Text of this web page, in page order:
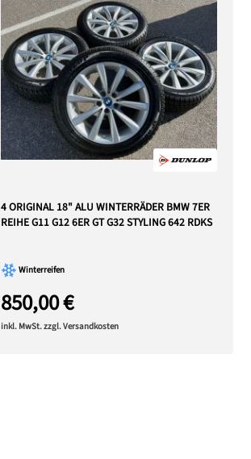
4 ORIGINAL 18" ALU WINTERRÄDER BMW 7ER
REIHE G11 G12 6ER GT G32 STYLING 642 RDKS
Winterreifen
850,00 €
inkl. MwSt. zzgl. Versandkosten